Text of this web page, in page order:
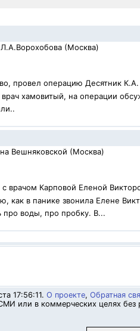
(Москва)
провел операцию Десятник
хамовитый, на операции
Вешняковской (Москва)
врачом Карповой Еленой
как в панике звонила Елене
про воды, про пробку. В...
17:56:11. О проекте, Обратная
или в коммерческих целях